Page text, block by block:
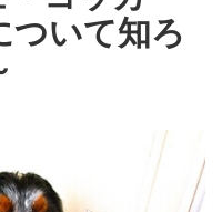
ついて知ろ